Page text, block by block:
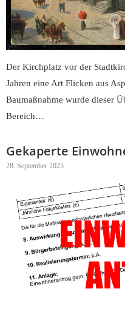
Der Kirchplatz vor der
Jahren eine Art Flicken aus
Baumaßnahme wurde dieser
Bereich…
Gekaperte
28. September 2025